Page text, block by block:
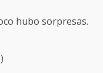
hubo sorpresas.
)